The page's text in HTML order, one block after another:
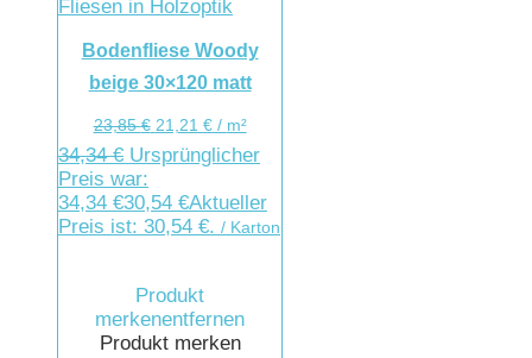
Bodenfliese Woody
beige 30×120 matt
23,85€ 21,21 €/ m²
34,34€ Ursprünglicher
Preis war:
34,34 €30,54 €Aktueller
Preis ist: 30,54 €. / Karton
Produkt
merkenentfernen
Produkt merken